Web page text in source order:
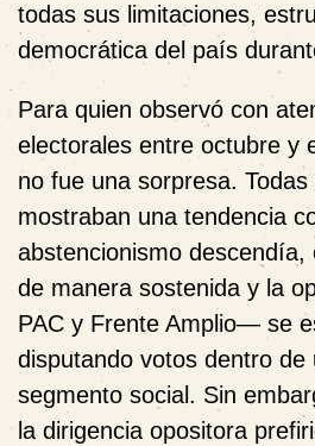
todas sus limitaciones,
democrática del país
Para quien observó con
electorales entre octubre y
no fue una sorpresa.
mostraban una tendencia
abstencionismo
de manera sostenida y la
PAC y Frente Amplio— se
disputando votos dentro de
segmento social. Sin
la dirigencia opositora